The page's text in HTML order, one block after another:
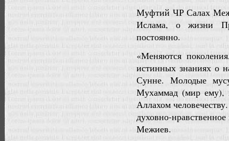
Муфтий ЧР Салах
Ислама, о жизни
постоянно.
«Меняются
истинных знаниях о
Сунне. Молодые
Мухаммад (мир ему),
Аллахом
духовно-
Межиев.